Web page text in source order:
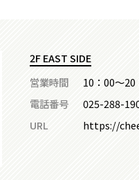
2F EAST SIDE
営業時間
10：00～20
電話番号
025-288-
URL
https://